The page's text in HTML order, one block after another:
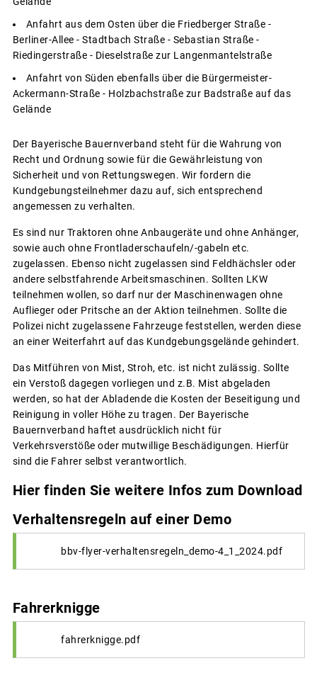
Anfahrt aus dem Osten über die Friedberger Straße -
Berliner-Allee - Stadtbach Straße - Sebastian Straße -
Riedingerstraße - Dieselstraße zur Langenmantelstraße
Anfahrt von Süden ebenfalls über die Bürgermeister-
Ackermann-Straße - Holzbachstraße zur Badstraße auf das
Gelände
Der Bayerische Bauernverband steht für die Wahrung von
Recht und Ordnung sowie für die Gewährleistung von
Sicherheit und von Rettungswegen. Wir fordern die
Kundgebungsteilnehmer dazu auf, sich entsprechend
angemessen zu verhalten.
Es sind nur Traktoren ohne Anbaugeräte und ohne Anhänger,
sowie auch ohne Frontladerschaufeln/-gabeln etc.
zugelassen. Ebenso nicht zugelassen sind Feldhächsler oder
andere selbstfahrende Arbeitsmaschinen. Sollten LKW
teilnehmen wollen, so darf nur der Maschinenwagen ohne
Auflieger oder Pritsche an der Aktion teilnehmen. Sollte die
Polizei nicht zugelassene Fahrzeuge feststellen, werden diese
an einer Weiterfahrt auf das Kundgebungsgelände gehindert.
Das Mitführen von Mist, Stroh, etc. ist nicht zulässig. Sollte
ein Verstoß dagegen vorliegen und z.B. Mist abgeladen
werden, so hat der Abladende die Kosten der Beseitigung und
Reinigung in voller Höhe zu tragen. Der Bayerische
Bauernverband haftet ausdrücklich nicht für
Verkehrsverstöße oder mutwillige Beschädigungen. Hierfür
sind die Fahrer selbst verantwortlich.
Hier finden Sie weitere Infos zum Download
Verhaltensregeln auf einer Demo
bbv-flyer-verhaltensregeln_demo-4_1_2024.pdf
Fahrerknigge
fahrerknigge.pdf